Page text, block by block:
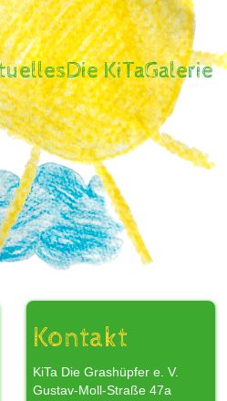
Die KiTaGalerie
Kontakt
KiTa Die Grashüpfer e. V.
Gustav-Moll-Straße 47a